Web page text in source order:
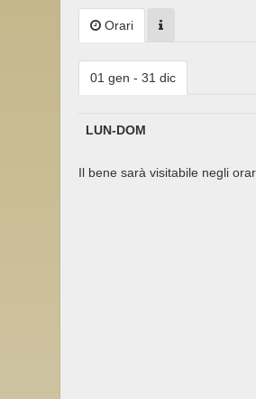
Orari
01 gen - 31 dic
LUN-DOM
Il bene sarà visitabile negli